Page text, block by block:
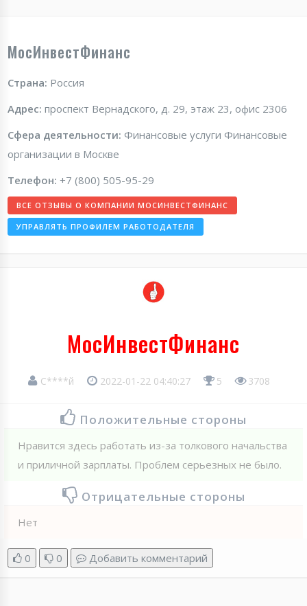
МосИнвестФинанс
Страна: Россия
Адрес: проспект Вернадского, д. 29, этаж 23, офис 2306
Сфера деятельности: Финансовые услуги Финансовые
организации в Москве
Телефон: +7 (800) 505-95-29
ВСЕ ОТЗЫВЫ О КОМПАНИИ МОСИНВЕСТФИНАНС
УПРАВЛЯТЬ ПРОФИЛЕМ РАБОТОДАТЕЛЯ
МосИнвестФинанс
С****й 2022-01-22 04:40:27 5 3708
Положительные стороны
Нравится здесь работать из-за толкового начальства
и приличной зарплаты. Проблем серьезных не было.
Отрицательные стороны
Нет
0 0 Добавить комментарий